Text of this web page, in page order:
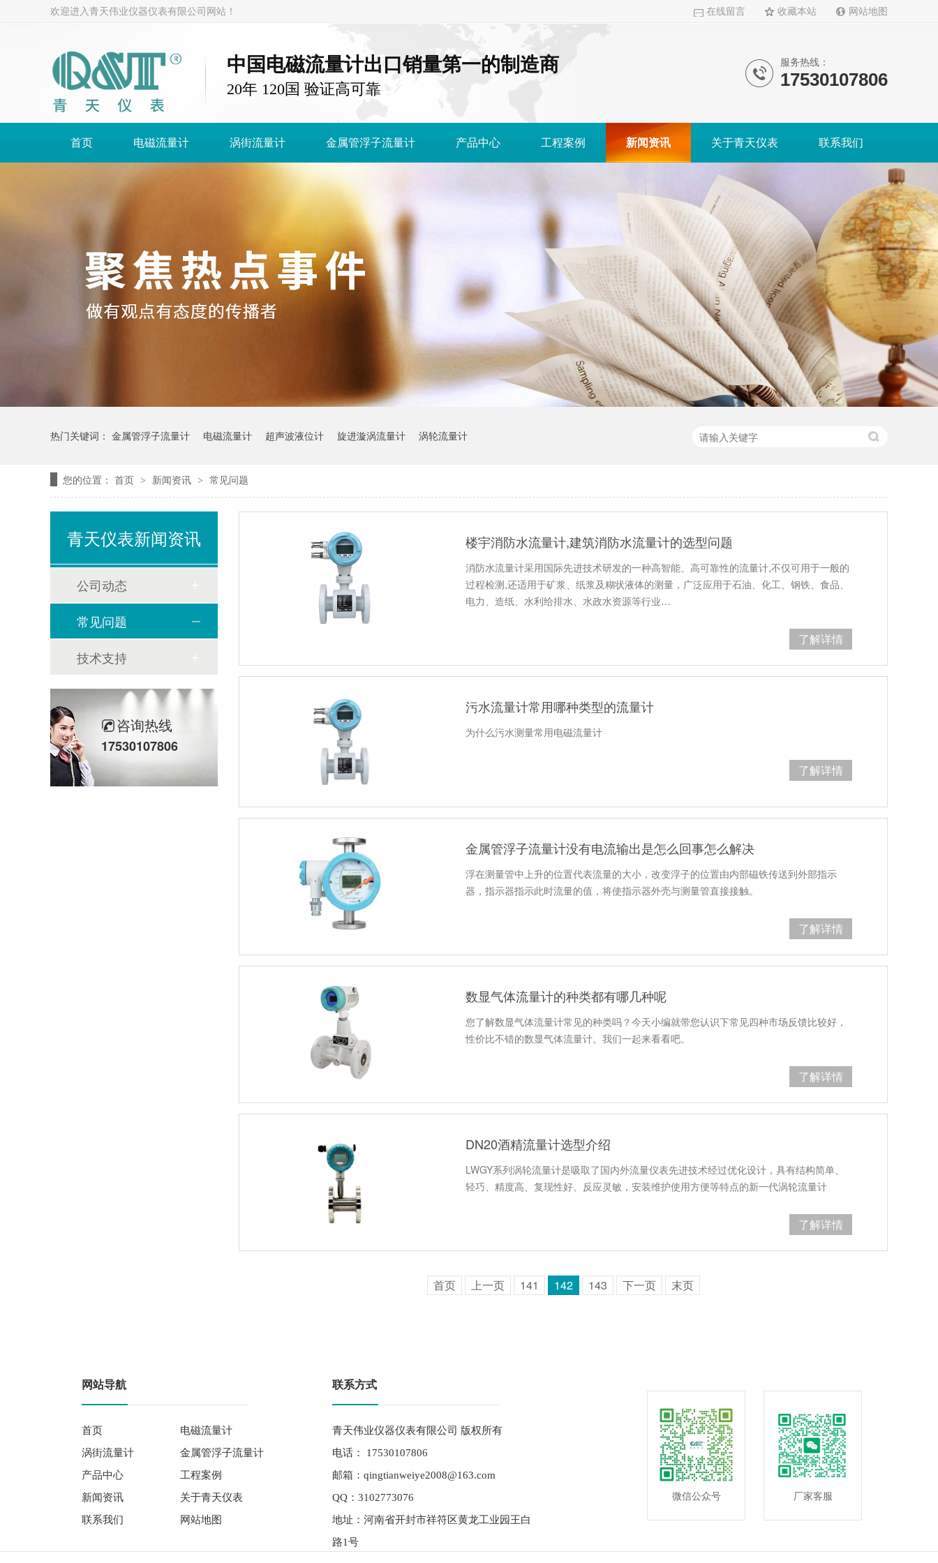
在线留言 收藏本站 网站地图
欢迎进入青天伟业仪器仪表有限公司网站！
中国电磁流量计出口销量第一的制造商
20年 120国 验证高可靠
服务热线：
17530107806
首页 电磁流量计 涡街流量计 金属管浮子流量计 产品中心 工程案例 新闻资讯 关于青天仪表 联系我们
热门关键词： 金属管浮子流量计 电磁流量计 超声波液位计 旋进漩涡流量计 涡轮流量计
您的位置： 首页 > 新闻资讯 > 常见问题
楼宇消防水流量计,建筑消防水流量计的选型问题
消防水流量计采用国际先进技术研发的一种高智能、高可靠性的流量计,不仅可用于一般的
过程检测,还适用于矿浆、纸浆及糊状液体的测量，广泛应用于石油、化工、钢铁、食品、
电力、造纸、水利给排水、水政水资源等行业…
了解详情
污水流量计常用哪种类型的流量计
为什么污水测量常用电磁流量计
了解详情
金属管浮子流量计没有电流输出是怎么回事怎么解决
浮在测量管中上升的位置代表流量的大小，改变浮子的位置由内部磁铁传送到外部指示
器，指示器指示此时流量的值，将使指示器外壳与测量管直接接触。
了解详情
数显气体流量计的种类都有哪几种呢
您了解数显气体流量计常见的种类吗？今天小编就带您认识下常见四种市场反馈比较好，
性价比不错的数显气体流量计。我们一起来看看吧。
了解详情
DN20酒精流量计选型介绍
LWGY系列涡轮流量计是吸取了国内外流量仪表先进技术经过优化设计，具有结构简单、
轻巧、精度高、复现性好、反应灵敏，安装维护使用方便等特点的新一代涡轮流量计
了解详情
首页 上一页 141 142 143 下一页 末页
青天仪表新闻资讯
公司动态
常见问题
技术支持
咨询热线
17530107806
网站导航
首页
电磁流量计
涡街流量计
金属管浮子流量计
产品中心
工程案例
新闻资讯
关于青天仪表
联系我们
网站地图
联系方式
青天伟业仪器仪表有限公司 版权所有
电话： 17530107806
邮箱：qingtianweiye2008@163.com
QQ：3102773076
地址：河南省开封市祥符区黄龙工业园王白
路1号
微信公众号 厂家客服